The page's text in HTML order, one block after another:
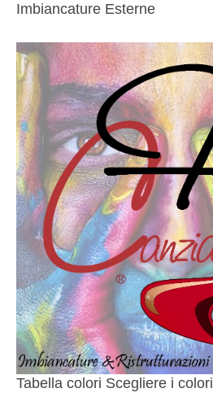
Imbiancature Esterne
Tabella colori Scegliere i colori